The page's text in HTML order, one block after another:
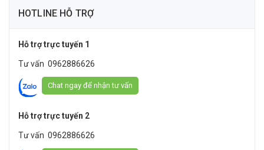
HOTLINE HỖ TRỢ
Hỗ trợ trực tuyến 1
Tư vấn 0962886626
Chat ngay để nhận tư vấn
Hỗ trợ trực tuyến 2
Tư vấn 0962886626